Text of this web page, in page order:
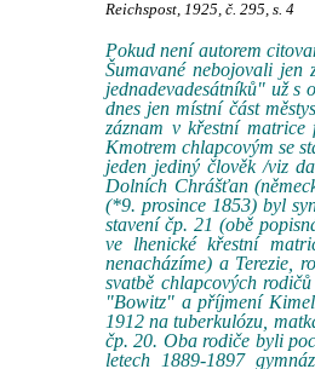
Reichspost, 1925, č. 295, s. 4
Pokud není autorem
Šumavané nebojovali jen
jednadevadesátníků" už s
dnes jen místní část
záznam v křestní
Kmotrem chlapcovým se
jeden jediný člověk /viz
Dolních Chrášťan
(*9. prosince 1853) byl
stavení čp. 21 (obě
ve lhenické křestní
nenacházíme) a Terezie,
svatbě chlapcových
"Bowitz" a příjmení
1912 na tuberkulózu,
čp. 20. Oba rodiče byli
letech 1889-1897